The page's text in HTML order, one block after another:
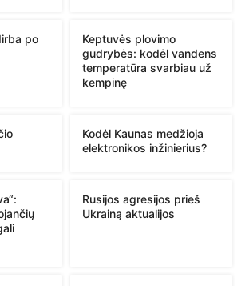
po
Keptuvės plovimo
gudrybės: kodėl vandens
temperatūra svarbiau už
kempinę
Kodėl Kaunas medžioja
elektronikos inžinierius?
Rusijos agresijos prieš
Ukrainą aktualijos